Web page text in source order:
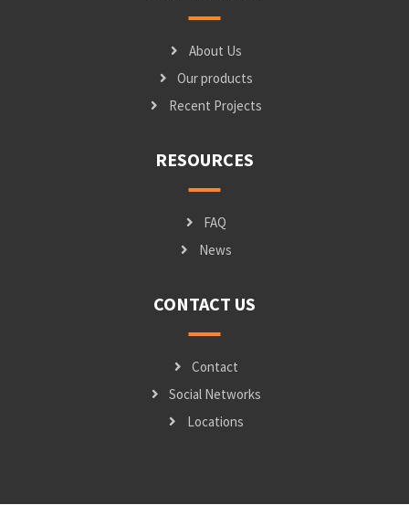
About Us
Our products
Recent Projects
RESOURCES
FAQ
News
CONTACT US
Contact
Social Networks
Locations